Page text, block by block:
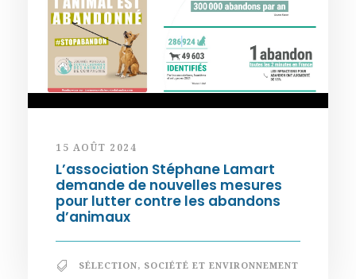
15 AOÛT 2024
L’association Stéphane Lamart
demande de nouvelles mesures
pour lutter contre les abandons
d’animaux
SÉLECTION, SOCIÉTÉ ET ENVIRONNEMENT